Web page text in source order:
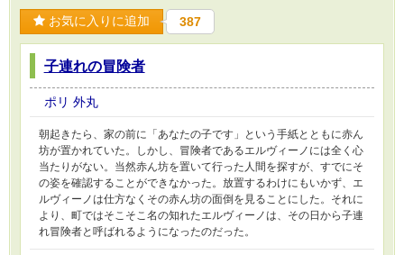
お気に入りに追加 387
子連れの冒険者
ポリ 外丸
朝起きたら、家の前に「あなたの子です」という手紙とともに赤ん
坊が置かれていた。しかし、冒険者であるエルヴィーノには全く心
当たりがない。当然赤ん坊を置いて行った人間を探すが、すでにそ
の姿を確認することができなかった。放置するわけにもいかず、エ
ルヴィーノは仕方なくその赤ん坊の面倒を見ることにした。それに
より、町ではそこそこ名の知れたエルヴィーノは、その日から子連
れ冒険者と呼ばれるようになったのだった。